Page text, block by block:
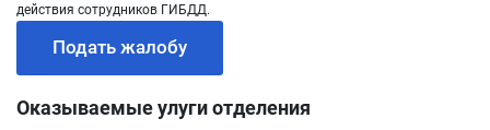
действия сотрудников ГИБДД.
Подать жалобу
Оказываемые улуги отделения